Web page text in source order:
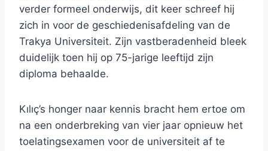
verder formeel onderwijs, dit keer schreef hij
zich in voor de geschiedenisafdeling van de
Trakya Universiteit. Zijn vastberadenheid bleek
duidelijk toen hij op 75-jarige leeftijd zijn
diploma behaalde.
Kılıç’s honger naar kennis bracht hem ertoe om
na een onderbreking van vier jaar opnieuw het
toelatingsexamen voor de universiteit af te